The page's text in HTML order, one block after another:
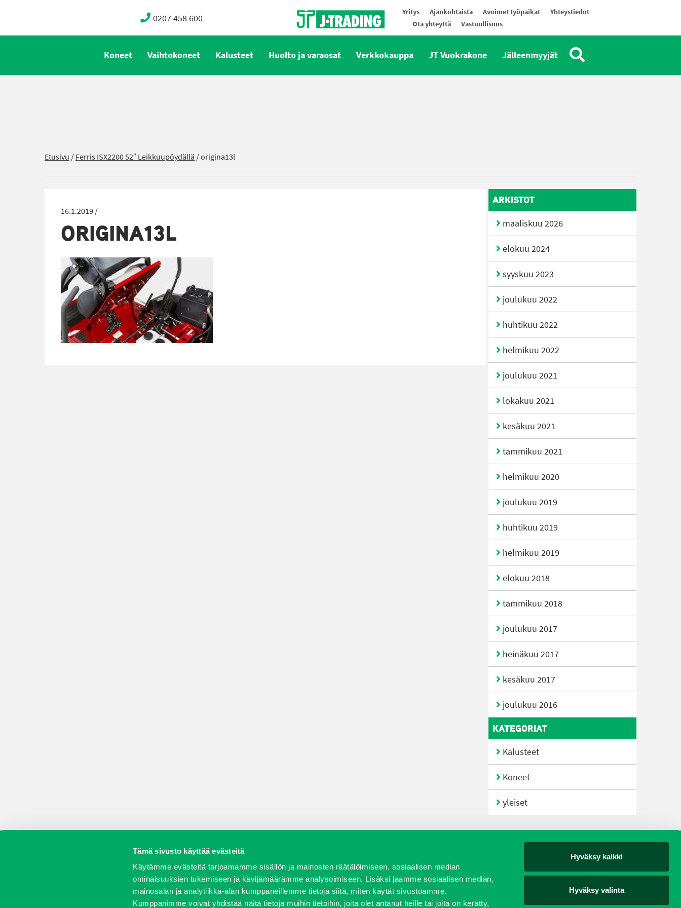
Tämä sivusto käyttää evästeitä
Käytämme evästeitä tarjoamamme sisällön ja mainosten räätälöimiseen, sosiaalisen median
ominaisuuksien tukemiseen ja kävijämäärämme analysoimiseen. Lisäksi jaamme sosiaalisen median,
mainosalan ja analytiikka-alan kumppaneillemme tietoja siitä, miten käytät sivustoamme.
Kumppanimme voivat yhdistää näitä tietoja muihin tietoihin, joita olet antanut heille tai joita on kerätty,
Hyväksy kaikki
Hyväksy valinta
0207 458 600 Yritys Ajankohtaista Avoimet työpaikat
Yhteystiedot
Ota yhteyttä
Vastuullisuus
Koneet Vaihtokoneet Kalusteet Huolto ja varaosat Verkkokauppa JT Vuokrakone Jälleenmyyjät
Etusivu /Ferris ISX2200 52″ Leikkuupöydällä /origina13l
16.1.2019 /
ORIGINA13L
ARKISTOT
maaliskuu 2026
elokuu 2024
syyskuu 2023
joulukuu 2022
huhtikuu 2022
helmikuu 2022
joulukuu 2021
lokakuu 2021
kesäkuu 2021
tammikuu 2021
helmikuu 2020
joulukuu 2019
huhtikuu 2019
helmikuu 2019
elokuu 2018
tammikuu 2018
joulukuu 2017
heinäkuu 2017
kesäkuu 2017
joulukuu 2016
KATEGORIAT
Kalusteet
Koneet
yleiset
Vaihtokoneet Kalusteet Huolto ja varaosat Verkkokauppa JT Vuokrakone Jälleenmyyjät